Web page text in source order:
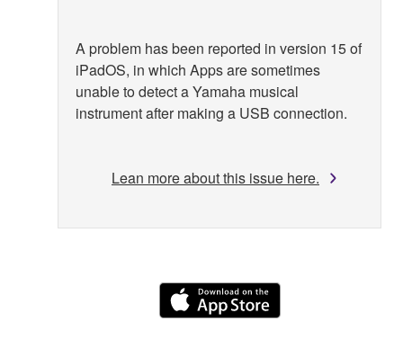
A problem has been reported in version 15 of
iPadOS, in which Apps are sometimes
unable to detect a Yamaha musical
instrument after making a USB connection.
Lean more about this issue here.